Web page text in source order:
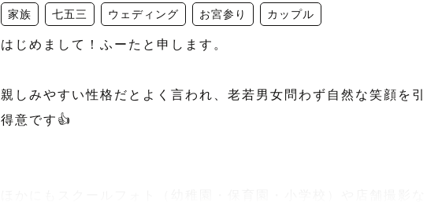
家族 七五三 ウェディング お宮参り カップル
はじめまして！ふーたと申します。
親しみやすい性格だとよく言われ、老若男女問わず自然な笑顔を
得意です👍